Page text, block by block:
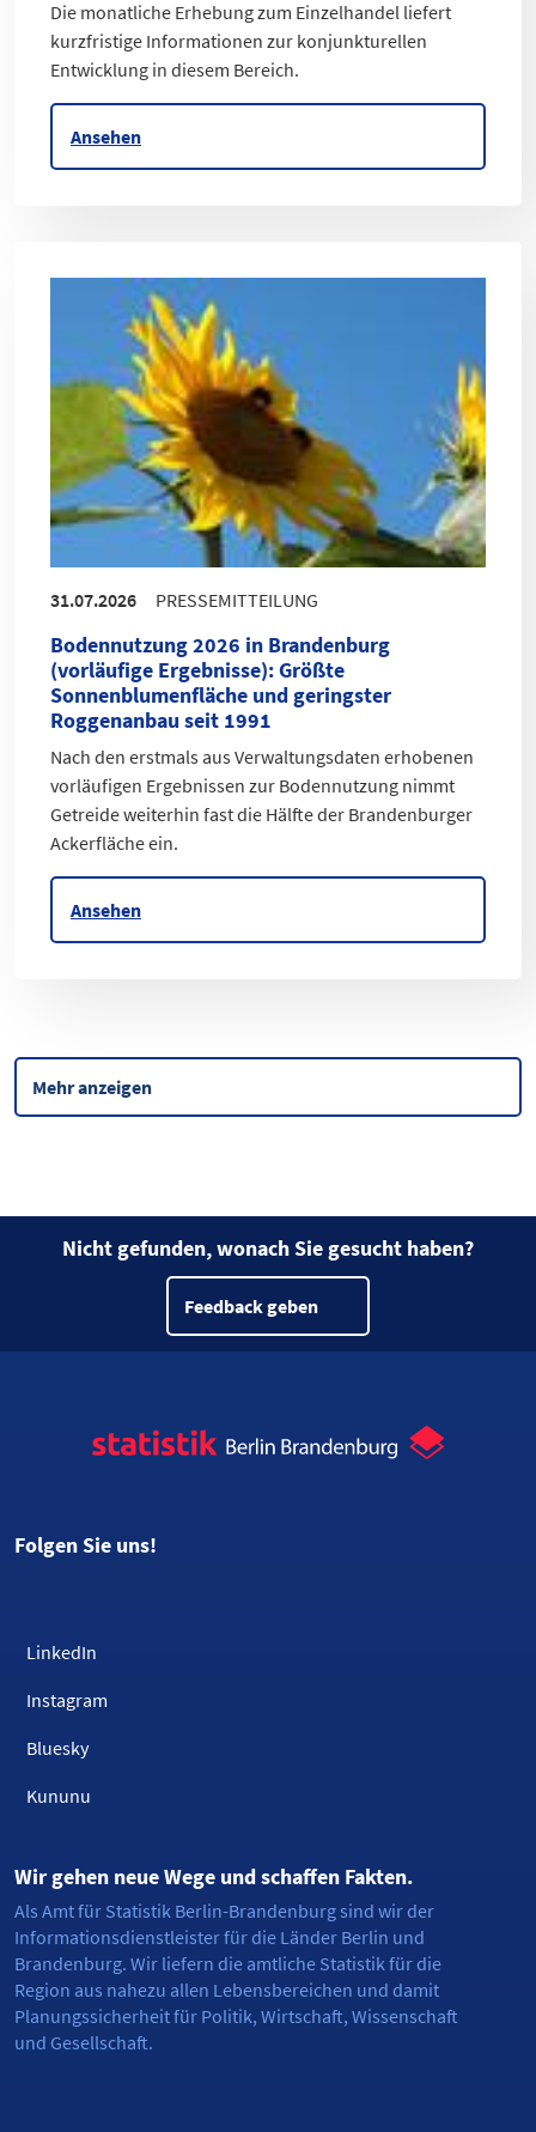
Die monatliche Erhebung zum Einzelhandel liefert
kurzfristige Informationen zur konjunkturellen
Entwicklung in diesem Bereich.
Ansehen
31.07.2026 PRESSEMITTEILUNG
Bodennutzung 2026 in Brandenburg
(vorläufige Ergebnisse):Größte
Sonnenblumenfläche und geringster
Roggenanbau seit 1991
Nach den erstmals aus Verwaltungsdaten erhobenen
vorläufigen Ergebnissen zur Bodennutzung nimmt
Getreide weiterhin fast die Hälfte der Brandenburger
Ackerfläche ein.
Ansehen
Mehr anzeigen
Nicht gefunden, wonach Sie gesucht haben?
Feedback geben
Folgen Sie uns!
LinkedIn
Instagram
Bluesky
Kununu
Wir gehen neue Wege und schaffen Fakten.
Als Amt für Statistik Berlin-Brandenburg sind wir der
Informationsdienstleister für die Länder Berlin und
Brandenburg. Wir liefern die amtliche Statistik für die
Region aus nahezu allen Lebensbereichen und damit
Planungssicherheit für Politik, Wirtschaft, Wissenschaft
und Gesellschaft.